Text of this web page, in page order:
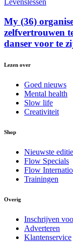
Levenslessen
My (36)
zelfvertrouwen
danser voor te
Lezen over
Goed nieuws
Mental health
Slow life
Creativiteit
Shop
Nieuwste
Flow Specials
Flow
Trainingen
Overig
Inschrijven
Adverteren
Klantenservice